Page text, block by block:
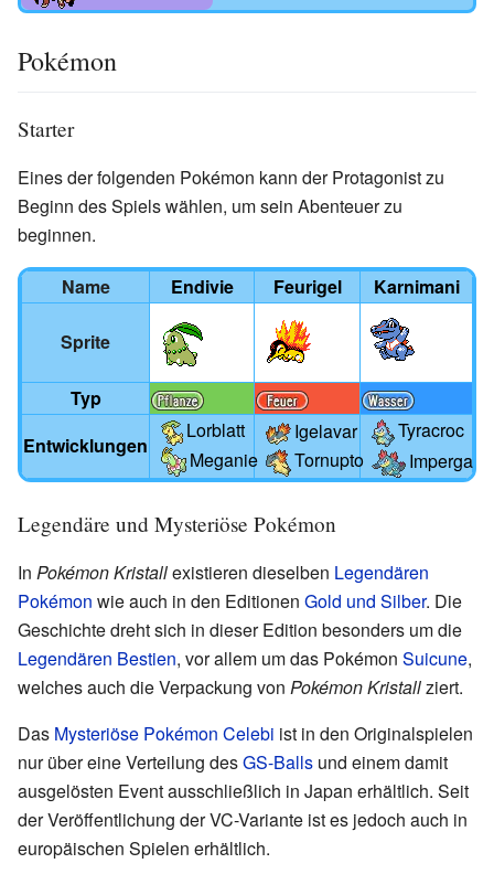
Pokémon
Starter
Eines der folgenden Pokémon kann der Protagonist zu
Beginn des Spiels wählen, um sein Abenteuer zu
beginnen.
Name Endivie Feurigel Karnimani
Sprite
Typ
Entwicklungen
Lorblatt
Meganie
Igelavar
Tornupto
Tyracroc
Impergator
Legendäre und Mysteriöse Pokémon
In Pokémon Kristallexistieren dieselben Legendären
Pokémon wie auch in den Editionen Gold und Silber. Die
Geschichte dreht sich in dieser Edition besonders um die
Legendären Bestien, vor allem um das Pokémon Suicune,
welches auch die Verpackung von Pokémon Kristallziert.
Das Mysteriöse Pokémon Celebi ist in den Originalspielen
nur über eine Verteilung desGS-Balls und einem damit
ausgelösten Event ausschließlich in Japan erhältlich. Seit
der Veröffentlichung der VC-Variante ist es jedoch auch in
europäischen Spielen erhältlich.